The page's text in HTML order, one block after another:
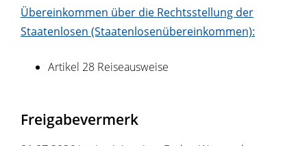
Übereinkommen über die Rechtsstellung der
Staatenlosen (Staatenlosenübereinkommen):
Artikel 28 Reiseausweise
Freigabevermerk